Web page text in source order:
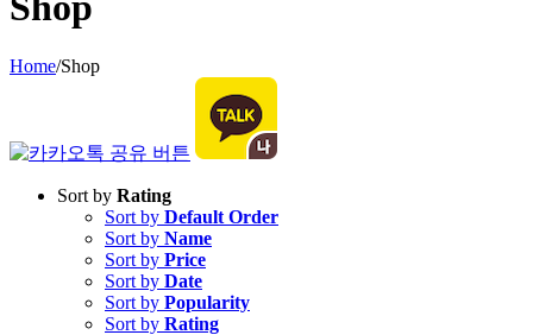
Home/Shop
Sort by Rating
Sort by Default Order
Sort by Name
Sort by Price
Sort by Date
Sort by Popularity
Sort by Rating